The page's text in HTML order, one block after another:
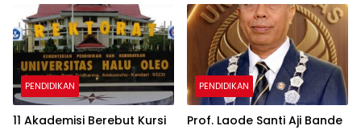
Studi Unggulan
untuk Anak Panti
PENDIDIKAN
11 Akademisi Berebut Kursi
PENDIDIKAN
Prof. Laode Santi Aji Bande